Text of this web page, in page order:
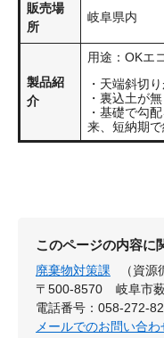
販売場
所
岐阜県内
製品紹
介
用途：OKエ
・天端斜切
・裏込土が
・基礎で勾
来、短納期
このページの内容に
廃棄物対策課
（資源
〒500-8570
岐阜市
電話番号：058-272-
メールでのお問い合わ